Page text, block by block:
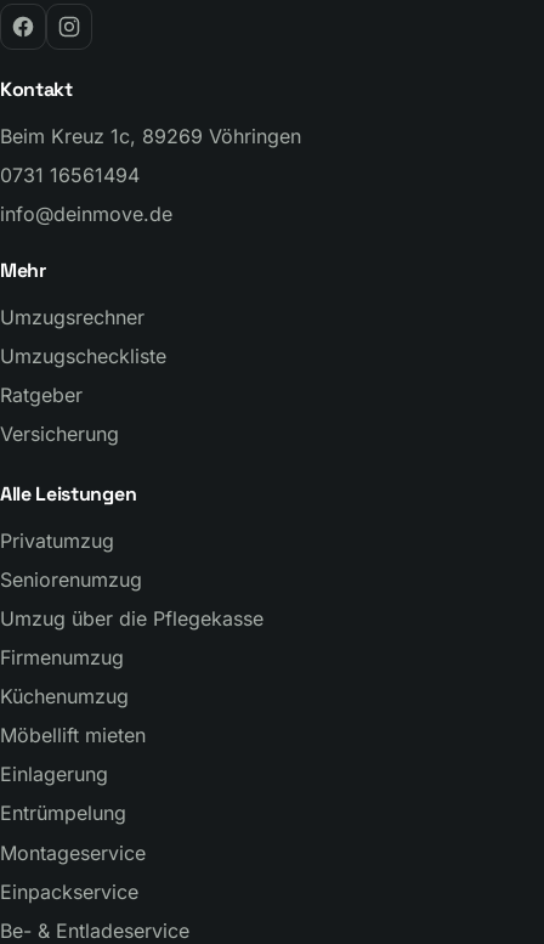
Kontakt
Beim Kreuz 1c, 89269 Vöhringen
0731 16561494
info@deinmove.de
Mehr
Umzugsrechner
Umzugscheckliste
Ratgeber
Versicherung
Alle Leistungen
Privatumzug
Seniorenumzug
Umzug über die Pflegekasse
Firmenumzug
Küchenumzug
Möbellift mieten
Einlagerung
Entrümpelung
Montageservice
Einpackservice
Be- & Entladeservice